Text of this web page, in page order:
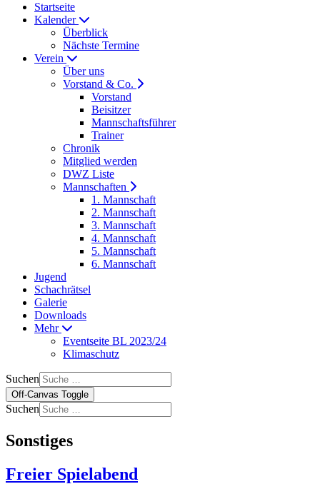
Startseite
Kalender
Überblick
Nächste Termine
Verein
Über uns
Vorstand & Co.
Vorstand
Beisitzer
Mannschaftsführer
Trainer
Chronik
Mitglied werden
DWZ Liste
Mannschaften
1. Mannschaft
2. Mannschaft
3. Mannschaft
4. Mannschaft
5. Mannschaft
6. Mannschaft
Jugend
Schachrätsel
Galerie
Downloads
Mehr
Eventseite BL 2023/24
Klimaschutz
Suchen
Off-Canvas Toggle
Suchen
Sonstiges
Freier Spielabend